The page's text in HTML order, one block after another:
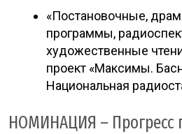
«Постановочные,
программы,
художественные
проект «Максимы.
Национальная
НОМИНАЦИЯ – Прогресс